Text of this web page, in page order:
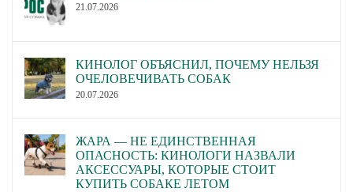
21.07.2026
КИНОЛОГ ОБЪЯСНИЛ, ПОЧЕМУ НЕЛЬЗЯ
ОЧЕЛОВЕЧИВАТЬ СОБАК
20.07.2026
ЖАРА — НЕ ЕДИНСТВЕННАЯ
ОПАСНОСТЬ: КИНОЛОГИ НАЗВАЛИ
АКСЕССУАРЫ, КОТОРЫЕ СТОИТ
КУПИТЬ СОБАКЕ ЛЕТОМ